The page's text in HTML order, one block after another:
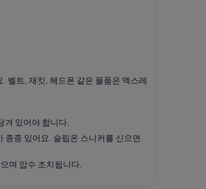
벨트, 재킷, 헤드폰 같은 물품은 엑스레
겨 있어야 합니다.
종종 있어요. 슬립온 스니커를 신으면
며 압수 조치됩니다.